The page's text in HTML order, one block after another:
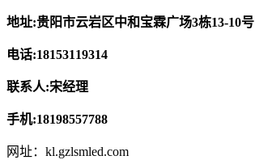
地址:贵阳市云岩区中和宝霖广场3栋13-10号
电话:18153119314
联系人:宋经理
手机:18198557788
网址：kl.gzlsmled.com